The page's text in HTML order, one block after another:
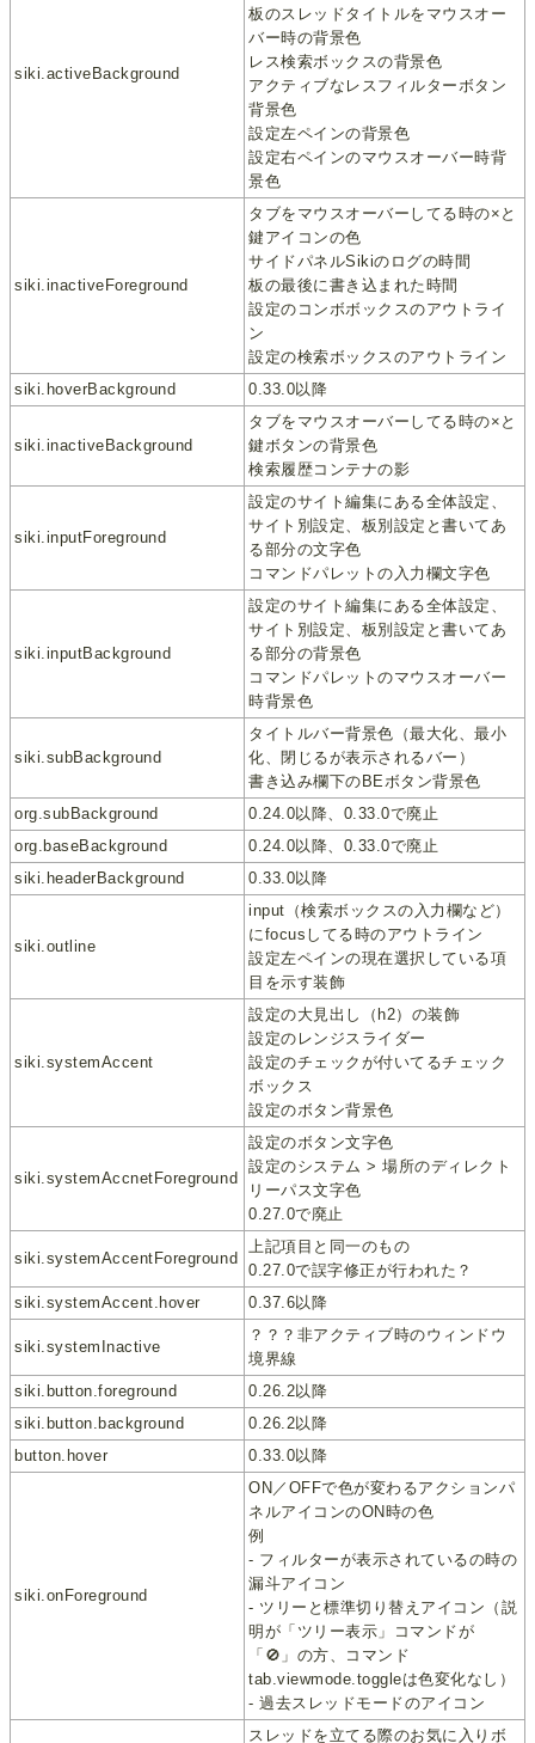
siki.activeBackground
板のスレッドタイトルをマウスオー
バー時の背景色
レス検索ボックスの背景色
アクティブなレスフィルターボタン
背景色
設定左ペインの背景色
設定右ペインのマウスオーバー時背
景色
siki.inactiveForeground
タブをマウスオーバーしてる時の×と
鍵アイコンの色
サイドパネルSikiのログの時間
板の最後に書き込まれた時間
設定のコンボボックスのアウトライ
ン
設定の検索ボックスのアウトライン
siki.hoverBackground
0.33.0以降
siki.inactiveBackground
タブをマウスオーバーしてる時の×と
鍵ボタンの背景色
検索履歴コンテナの影
siki.inputForeground
設定のサイト編集にある全体設定、
サイト別設定、板別設定と書いてあ
る部分の文字色
コマンドパレットの入力欄文字色
siki.inputBackground
設定のサイト編集にある全体設定、
サイト別設定、板別設定と書いてあ
る部分の背景色
コマンドパレットのマウスオーバー
時背景色
siki.subBackground
タイトルバー背景色（最大化、最小
化、閉じるが表示されるバー）
書き込み欄下のBEボタン背景色
org.subBackground
0.24.0以降、0.33.0で廃止
org.baseBackground
0.24.0以降、0.33.0で廃止
siki.headerBackground
0.33.0以降
siki.outline
input（検索ボックスの入力欄など）
にfocusしてる時のアウトライン
設定左ペインの現在選択している項
目を示す装飾
siki.systemAccent
設定の大見出し（h2）の装飾
設定のレンジスライダー
設定のチェックが付いてるチェック
ボックス
設定のボタン背景色
siki.systemAccnetForeground
設定のボタン文字色
設定のシステム > 場所のディレクト
リーパス文字色
0.27.0で廃止
siki.systemAccentForeground
上記項目と同一のもの
0.27.0で誤字修正が行われた？
siki.systemAccent.hover
0.37.6以降
siki.systemInactive
？？？非アクティブ時のウィンドウ
境界線
siki.button.foreground
0.26.2以降
siki.button.background
0.26.2以降
button.hover
0.33.0以降
siki.onForeground
ON／OFFで色が変わるアクションパ
ネルアイコンのON時の色
例
- フィルターが表示されているの時の
漏斗アイコン
- ツリーと標準切り替えアイコン（説
明が「ツリー表示」コマンドが
「🚫」の方、コマンド
tab.viewmode.toggleは色変化なし）
- 過去スレッドモードのアイコン
スレッドを立てる際のお気に入りボ